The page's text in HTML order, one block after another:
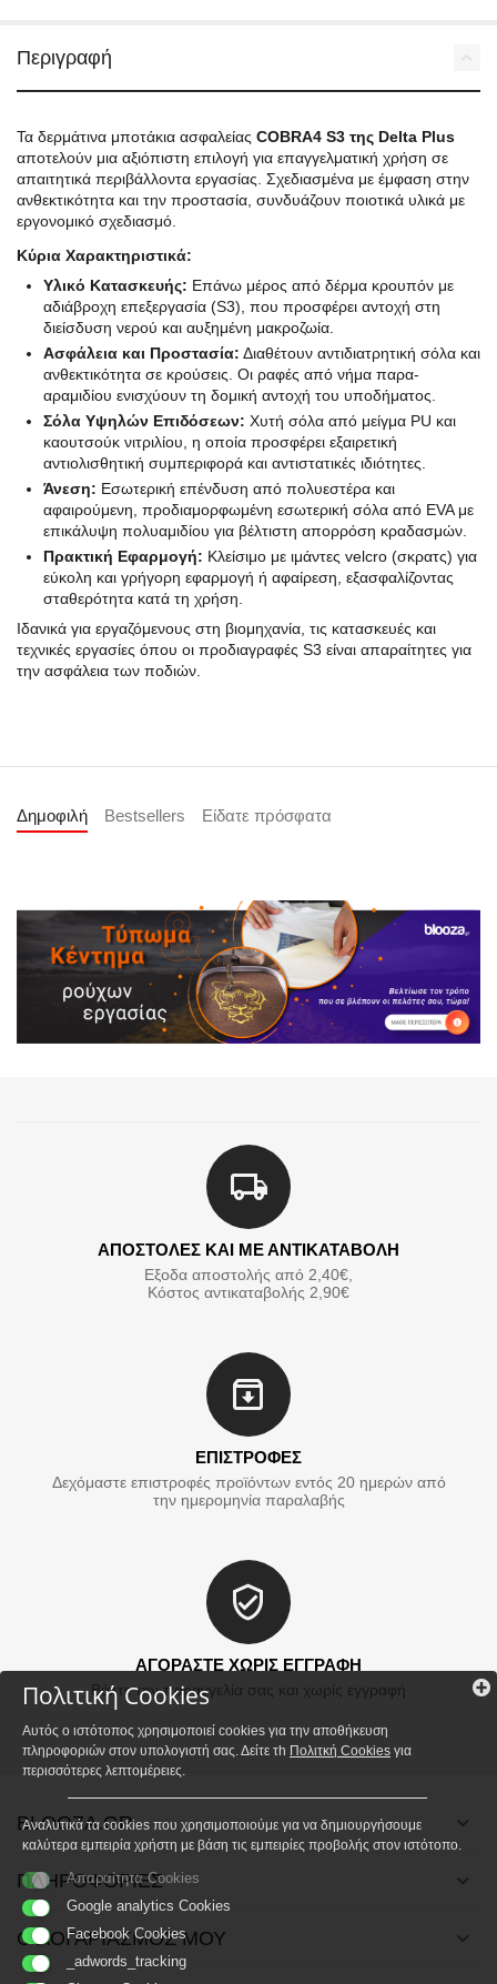
Περιγραφή
Τα δερμάτινα μποτάκια ασφαλείας COBRA4 S3 της Delta Plus
αποτελούν μια αξιόπιστη επιλογή για επαγγελματική χρήση σε
απαιτητικά περιβάλλοντα εργασίας. Σχεδιασμένα με έμφαση στην
ανθεκτικότητα και την προστασία, συνδυάζουν ποιοτικά υλικά με
εργονομικό σχεδιασμό.
Κύρια Χαρακτηριστικά:
Υλικό Κατασκευής: Επάνω μέρος από δέρμα κρουπόν με
αδιάβροχη επεξεργασία (S3), που προσφέρει αντοχή στη
διείσδυση νερού και αυξημένη μακροζωία.
Ασφάλεια και Προστασία: Διαθέτουν αντιδιατρητική σόλα και
ανθεκτικότητα σε κρούσεις. Οι ραφές από νήμα παρα-
αραμιδίου ενισχύουν τη δομική αντοχή του υποδήματος.
Σόλα Υψηλών Επιδόσεων: Χυτή σόλα από μείγμα PU και
καουτσούκ νιτριλίου, η οποία προσφέρει εξαιρετική
αντιολισθητική συμπεριφορά και αντιστατικές ιδιότητες.
Άνεση: Εσωτερική επένδυση από πολυεστέρα και
αφαιρούμενη, προδιαμορφωμένη εσωτερική σόλα από EVA με
επικάλυψη πολυαμιδίου για βέλτιστη απορρόση κραδασμών.
Πρακτική Εφαρμογή: Κλείσιμο με ιμάντες velcro (σκρατς) για
εύκολη και γρήγορη εφαρμογή ή αφαίρεση, εξασφαλίζοντας
σταθερότητα κατά τη χρήση.
Ιδανικά για εργαζόμενους στη βιομηχανία, τις κατασκευές και
τεχνικές εργασίες όπου οι προδιαγραφές S3 είναι απαραίτητες για
την ασφάλεια των ποδιών.
Δημοφιλή Bestsellers Είδατε πρόσφατα
ΑΠΟΣΤΟΛΕΣ ΚΑΙ ΜΕ ΑΝΤΙΚΑΤΑΒΟΛΗ
Εξοδα αποστολής από 2,40€,
Κόστος αντικαταβολής 2,90€
ΕΠΙΣΤΡΟΦΕΣ
Δεχόμαστε επιστροφές προϊόντων εντός 20 ημερών από
την ημερομηνία παραλαβής
ΑΓΟΡΑΣΤΕ ΧΩΡΙΣ ΕΓΓΡΑΦΗ
Βάλτε την παραγγελία σας και χωρίς εγγραφή
BLOOZA.GR
ΠΛΗΡΟΦΟΡΙΕΣ
Ο ΛΟΓΑΡΙΑΣΜΟΣ ΜΟΥ
Πολιτική Cookies
Αυτός ο ιστότοπος χρησιμοποιεί cookies για την αποθήκευση
πληροφοριών στον υπολογιστή σας. Δείτε τh Πολιτκή Cookies για
περισσότερες λεπτομέρειες.
Αναλυτικά τα cookies που χρησιμοποιούμε για να δημιουργήσουμε
καλύτερα εμπειρία χρήστη με βάση τις εμπειρίες προβολής στον ιστότοπο.
Απαραίτητα Cookies
Google analytics Cookies
Facebook Cookies
_adwords_tracking